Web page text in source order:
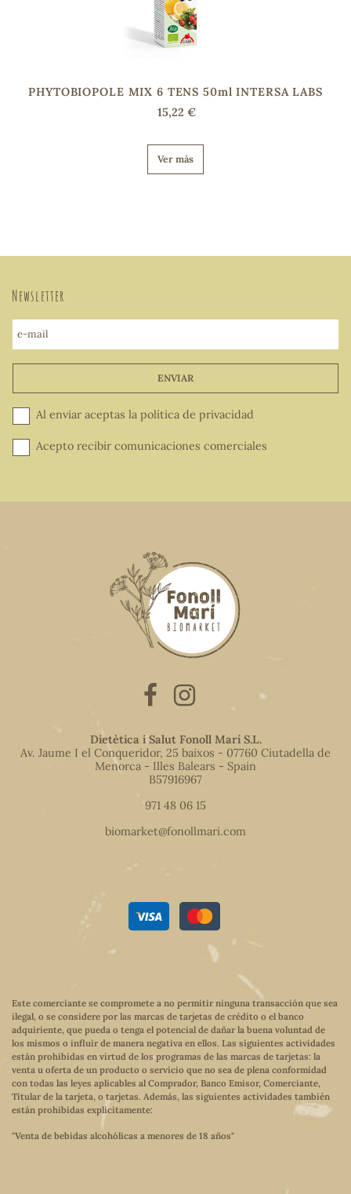
PHYTOBIOPOLE MIX 6 TENS 50ml INTERSA LABS
15,22 €
Ver más
Newsletter
e-mail
ENVIAR
Al enviar aceptas la política de privacidad
Acepto recibir comunicaciones comerciales
Dietètica i Salut Fonoll Marí S.L.
Av. Jaume I el Conqueridor, 25 baixos - 07760 Ciutadella de
Menorca - Illes Balears - Spain
B57916967
971 48 06 15
biomarket@fonollmari.com
Este comerciante se compromete a no permitir ninguna transacción que sea
ilegal, o se considere por las marcas de tarjetas de crédito o el banco
adquiriente, que pueda o tenga el potencial de dañar la buena voluntad de
los mismos o influir de manera negativa en ellos. Las siguientes actividades
están prohibidas en virtud de los programas de las marcas de tarjetas: la
venta u oferta de un producto o servicio que no sea de plena conformidad
con todas las leyes aplicables al Comprador, Banco Emisor, Comerciante,
Titular de la tarjeta, o tarjetas. Además, las siguientes actividades también
están prohibidas explícitamente:
"Venta de bebidas alcohólicas a menores de 18 años"